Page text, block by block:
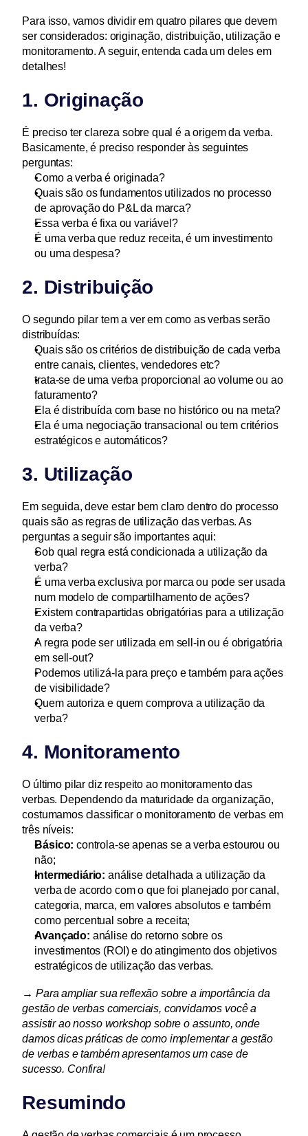
Para isso, vamos dividir em quatro pilares que devem
ser considerados: originação, distribuição, utilização e
monitoramento. A seguir, entenda cada um deles em
detalhes!
1. Originação
É preciso ter clareza sobre qual é a origem da verba.
Basicamente, é preciso responder às seguintes
perguntas:
Como a verba é originada?
Quais são os fundamentos utilizados no processo
de aprovação do P&L da marca?
Essa verba é fixa ou variável?
É uma verba que reduz receita, é um investimento
ou uma despesa?
2. Distribuição
O segundo pilar tem a ver em como as verbas serão
distribuídas:
Quais são os critérios de distribuição de cada verba
entre canais, clientes, vendedores etc?
trata-se de uma verba proporcional ao volume ou ao
faturamento?
Ela é distribuída com base no histórico ou na meta?
Ela é uma negociação transacional ou tem critérios
estratégicos e automáticos?
3. Utilização
Em seguida, deve estar bem claro dentro do processo
quais são as regras de utilização das verbas. As
perguntas a seguir são importantes aqui:
Sob qual regra está condicionada a utilização da
verba?
É uma verba exclusiva por marca ou pode ser usada
num modelo de compartilhamento de ações?
Existem contrapartidas obrigatórias para a utilização
da verba?
A regra pode ser utilizada em sell-in ou é obrigatória
em sell-out?
Podemos utilizá-la para preço e também para ações
de visibilidade?
Quem autoriza e quem comprova a utilização da
verba?
4. Monitoramento
O último pilar diz respeito ao monitoramento das
verbas. Dependendo da maturidade da organização,
costumamos classificar o monitoramento de verbas em
três níveis:
Básico: controla-se apenas se a verba estourou ou
não;
Intermediário: análise detalhada a utilização da
verba de acordo com o que foi planejado por canal,
categoria, marca, em valores absolutos e também
como percentual sobre a receita;
Avançado: análise do retorno sobre os
investimentos (ROI) e do atingimento dos objetivos
estratégicos de utilização das verbas.
→ Para ampliar sua reflexão sobre a importância da
gestão de verbas comerciais, convidamos você a
assistir ao nosso workshop sobre o assunto, onde
damos dicas práticas de como implementar a gestão
de verbas e também apresentamos um case de
sucesso. Confira!
Resumindo